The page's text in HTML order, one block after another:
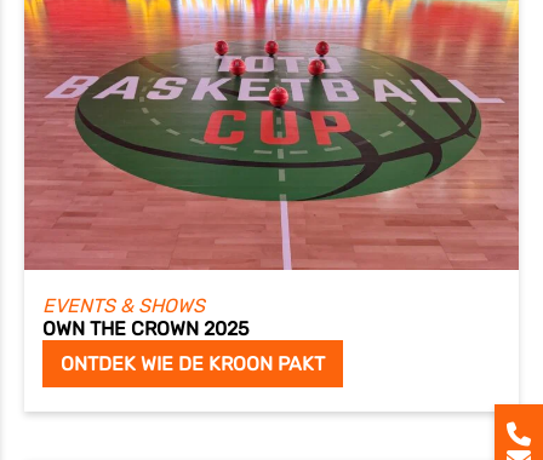
EVENTS & SHOWS
OWN THE CROWN 2025
ONTDEK WIE DE KROON PAKT